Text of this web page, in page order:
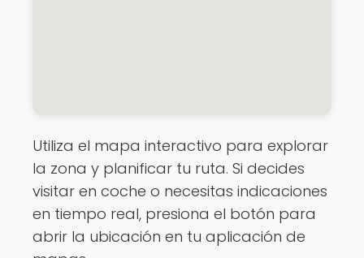
Utiliza el mapa interactivo para explorar
la zona y planificar tu ruta. Si decides
visitar en coche o necesitas indicaciones
en tiempo real, presiona el botón para
abrir la ubicación en tu aplicación de